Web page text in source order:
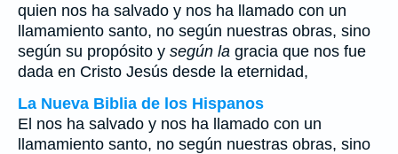
quien nos ha salvado y nos ha llamado con un
llamamiento santo, no según nuestras obras, sino
según su propósito y según la gracia que nos fue
dada en Cristo Jesús desde la eternidad,
La Nueva Biblia de los Hispanos
El nos ha salvado y nos ha llamado con un
llamamiento santo, no según nuestras obras, sino